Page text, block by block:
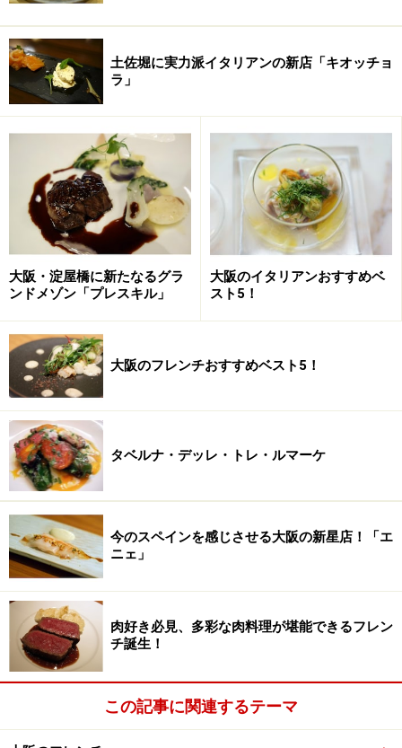
お弁当の前にはお造りもいただけます
次に、鯛とイカの造りが。引締まった身の鯛やイカは、
さすがに極上！ とまではいかないまでも、このお値段
ありました。添えられている透明のものは海藻めん。昆
布やワカメなどの表面にある、ぬるっとしたものを固め
たもの。ノンカロリーで、味はありませんが、プチプチ
と弾ける食感が楽しい。
次ページでは お花見弁当の中身 をご紹介。
※記事内容は執筆時点のものです。最新の内容をご確認くださ
い。
※メニューや料金などのデータは、取材時または記事公開時点で
の内容です。
土佐堀に実力派イタリアンの新店「キオッチョ
ラ」
大阪・淀屋橋に新たなるグラ
ンドメゾン「プレスキル」
大阪のイタリアンおすすめベ
スト5！
大阪のフレンチおすすめベスト5！
タベルナ・デッレ・トレ・ルマーケ
今のスペインを感じさせる大阪の新星店！「エ
ニェ」
肉好き必見、多彩な肉料理が堪能できるフレン
チ誕生！
この記事に関連するテーマ